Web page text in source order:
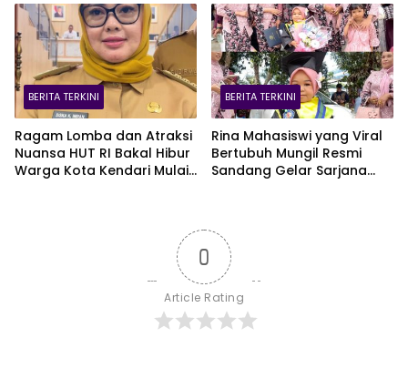
Terbanyak
BERITA TERKINI
Ragam Lomba dan Atraksi
Nuansa HUT RI Bakal Hibur
Warga Kota Kendari Mulai
BERITA TERKINI
Rina Mahasiswi yang Viral
Bertubuh Mungil Resmi
Sandang Gelar Sarjana
0
Article Rating